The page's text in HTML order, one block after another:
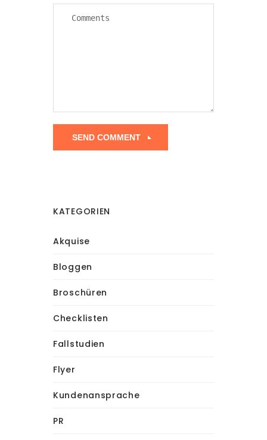
KATEGORIEN
Akquise
Bloggen
Broschüren
Checklisten
Fallstudien
Flyer
Kundenansprache
PR